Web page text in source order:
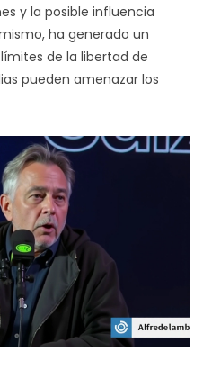
y la posible influencia
ha generado un
de la libertad de
pueden amenazar los